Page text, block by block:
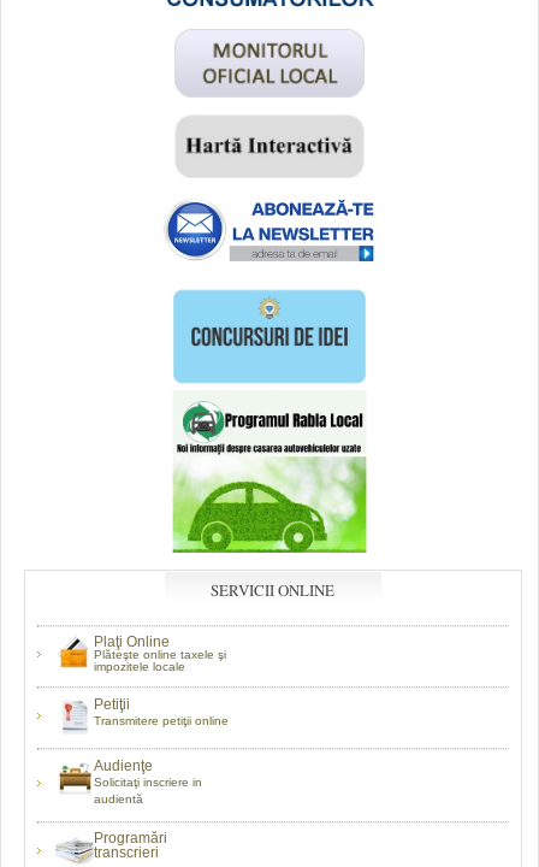
SERVICII ONLINE
Plaţi Online
Plăteşte online taxele şi
impozitele locale
Petiţii
Transmitere petiţii online
Audienţe
Solicitaţi inscriere in
audientă
Programări
transcrieri